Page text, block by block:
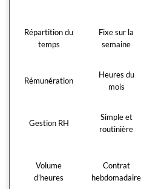
Répartition du
temps
Fixe sur la
semaine
Rémunération
Heures du
mois
Gestion RH
Simple et
routinière
Volume
d’heures
Contrat
hebdomadaire